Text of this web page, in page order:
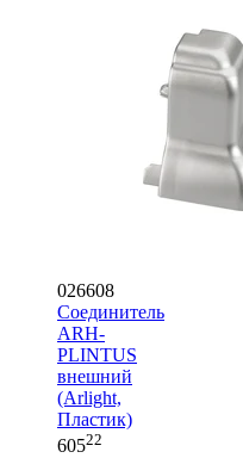
026608
Соединитель
ARH-
PLINTUS
внешний
(Arlight,
Пластик)
60522